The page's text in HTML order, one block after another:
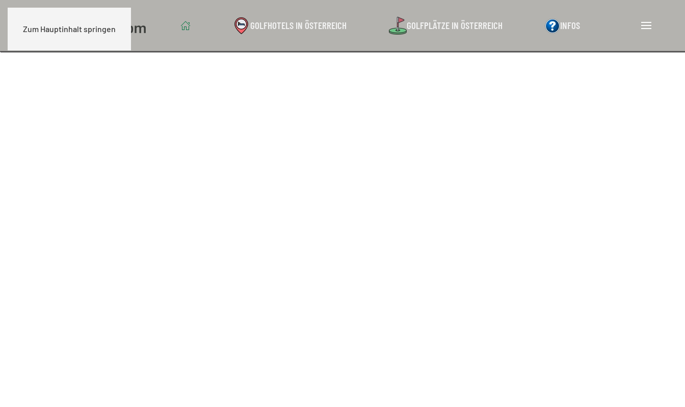
Zum Hauptinhalt springen GOLFHOTELS IN ÖSTERREICH GOLFPLÄTZE IN ÖSTERREICH INFOS